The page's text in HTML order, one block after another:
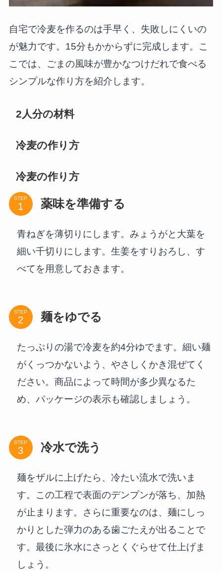
自宅で冷麦を作るのは手早く、失敗しにくいの
が魅力です。15分もかからずに完成します。こ
こでは、ごまの風味が豊かなつけだれで食べる
シンプルな作り方を紹介します。
2人分の材料
冷麦の作り方
冷麦の作り方
STEP 薬味を準備する
青ねぎを薄切りにします。みょうがと大葉を
細い千切りにします。生姜をすりおろし、す
べてを用意しておきます。
STEP 麺をゆでる
たっぷりの湯で冷麦を約4分ゆでます。細い麺
がくっつかないよう、やさしくかき混ぜてく
ださい。商品によって時間が多少異なるた
め、パッケージの表示も確認しましょう。
STEP 冷水で洗う
麺をザルに上げたら、冷たい流水で洗いま
す。この工程で表面のデンプンが落ち、加熱
が止まります。さらに重要なのは、麺にしっ
かりとした弾力のある歯ごたえが出ることで
す。最後に氷水にさっとくぐらせて仕上げま
しょう。